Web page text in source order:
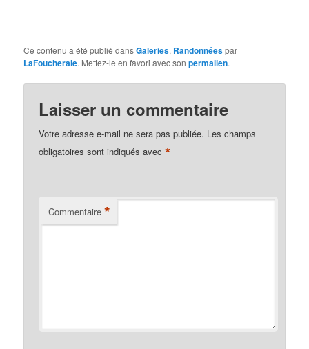
Ce contenu a été publié dansGaleries, Randonnéespar
LaFoucheraie. Mettez-le en favori avec sonpermalien.
Laisser un commentaire
Votre adresse e-mail ne sera pas publiée. Les champs
obligatoires sont indiqués avec*
Commentaire *